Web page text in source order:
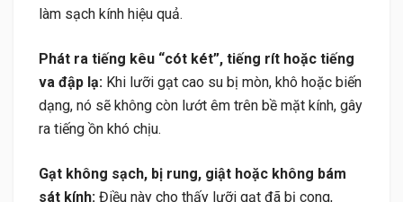
làm sạch kính hiệu quả.
Phát ra tiếng kêu “cót két”, tiếng rít hoặc tiếng
va đập lạ: Khi lưỡi gạt cao su bị mòn, khô hoặc biến
dạng, nó sẽ không còn lướt êm trên bề mặt kính, gây
ra tiếng ồn khó chịu.
Gạt không sạch, bị rung, giật hoặc không bám
sát kính: Điều này cho thấy lưỡi gạt đã bị cong,